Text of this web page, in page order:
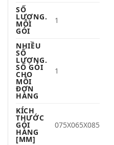
SỐ
LƯỢNG.
MỖI
GÓI
1
NHIỀU
SỐ
LƯỢNG.
SỐ GÓI
CHO
MỖI
ĐƠN
HÀNG
1
KÍCH
THƯỚC
GÓI
HÀNG
[MM]
075X065X085